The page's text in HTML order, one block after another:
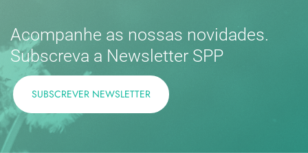
Acompanhe as nossas novidades.
Subscreva a Newsletter SPP
SUBSCREVER NEWSLETTER